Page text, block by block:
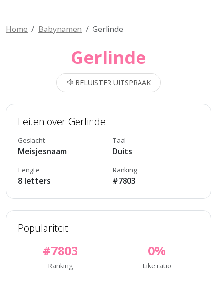
Home Babynamen Gerlinde
Gerlinde
BELUISTER UITSPRAAK
Feiten over Gerlinde
Geslacht
Meisjesnaam
Taal
Duits
Lengte
8 letters
Ranking
#7803
Populariteit
#7803
Ranking
0%
Like ratio